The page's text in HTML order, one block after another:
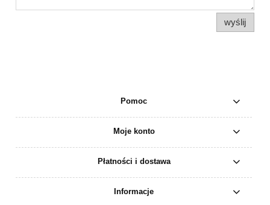
wyślij
Pomoc
Moje konto
Płatności i dostawa
Informacje